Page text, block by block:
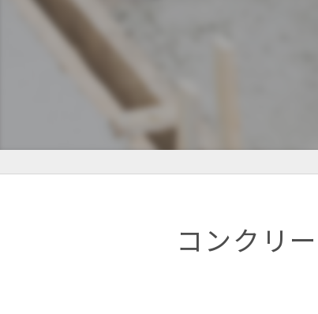
配管貫通部・スリーブ周り漏水
コンクリ